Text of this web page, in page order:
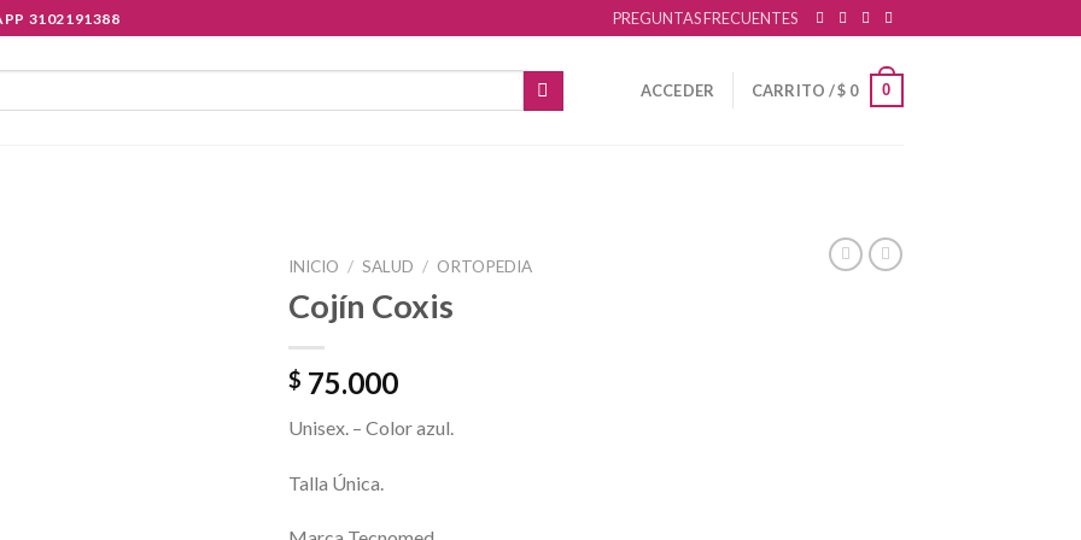
3102191388 PREGUNTAS FRECUENTES
ACCEDER CARRITO /$ 0 0
INICIO / SALUD / ORTOPEDIA
Cojín Coxis
$ 75.000
Unisex. – Color azul.
Talla Única.